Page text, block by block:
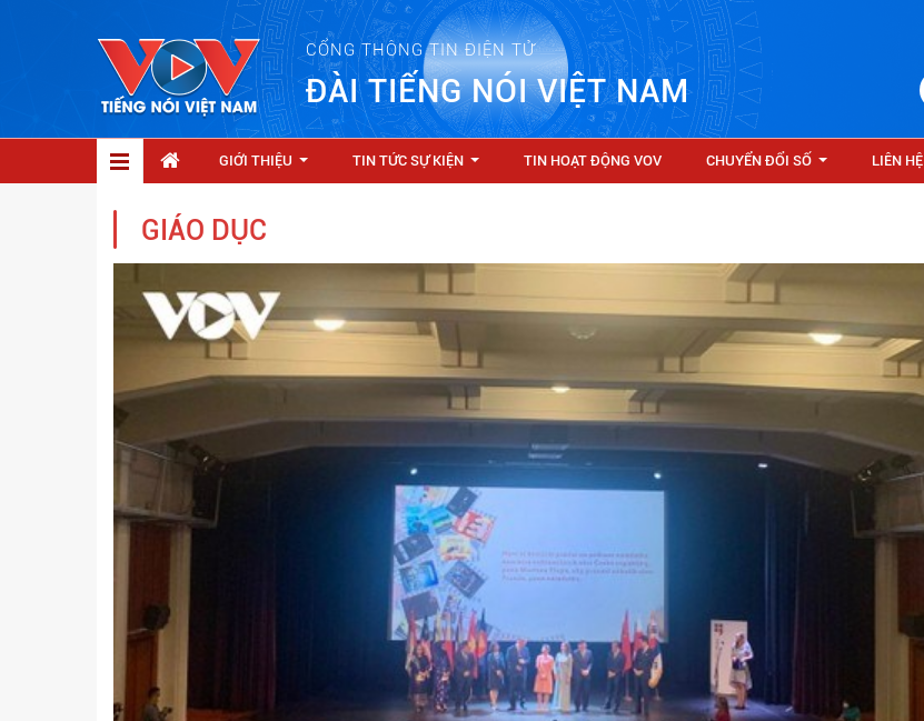
CỔNG THÔNG TIN ĐIỆN TỬ
ĐÀI TIẾNG NÓI VIỆT NAM
GIỚI THIỆU TIN TỨC SỰ KIỆN TIN HOẠT ĐỘNG VOV CHUYỂN ĐỔI SỐ LIÊN HỆ
GIÁO DỤC